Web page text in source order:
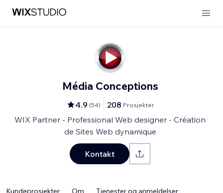
Média Conceptions
4.9 (54) 208 Prosjekter
WIX Partner - Professional Web designer - Création
de Sites Web dynamique
Kontakt
Kundeprosjekter Om Tjenester og anmeldelser